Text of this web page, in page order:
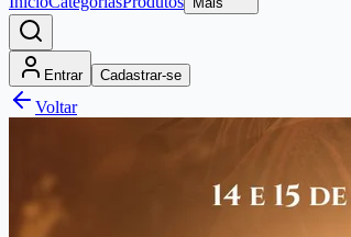
Entrar Cadastrar-se
Voltar